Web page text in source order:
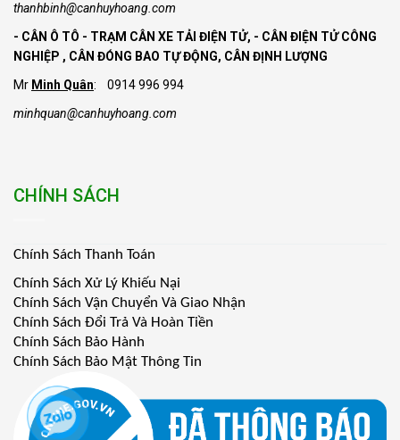
thanhbinh@canhuyhoang.com
- CÂN Ô TÔ - TRẠM CÂN XE TẢI ĐIỆN TỬ, - CÂN ĐIỆN TỬ CÔNG
NGHIỆP , CÂN ĐÓNG BAO TỰ ĐỘNG, CÂN ĐỊNH LƯỢNG
Mr Minh Quân: 0914 996 994
minhquan@canhuyhoang.com
CHÍNH SÁCH
Chính Sách Thanh Toán
Chính Sách Xử Lý Khiếu Nại
Chính Sách Vận Chuyển Và Giao Nhận
Chính Sách Đổi Trả Và Hoàn Tiền
Chính Sách Bảo Hành
Chính Sách Bảo Mật Thông Tin